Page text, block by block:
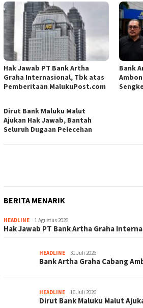
Hak Jawab PT Bank Artha
Graha Internasional, Tbk atas
Pemberitaan MalukuPost.com
Bank
Dirut Bank Maluku Malut
Ajukan Hak Jawab, Bantah
Seluruh Dugaan Pelecehan
BERITA MENARIK
HEADLINE 1 Agustus 2026
Hak Jawab PT Bank Artha Graha
HEADLINE 31 Juli 2026
Bank Artha Graha Cabang
HEADLINE 16 Juli 2026
Dirut Bank Maluku Malut